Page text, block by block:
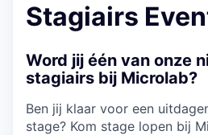
Stagiairs
Word jij één van onze
stagiairs bij Microlab?
Ben jij klaar voor een
stage? Kom stage lopen bij